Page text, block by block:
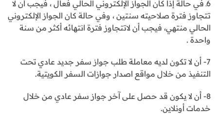
6ـ في حالة إذا كان الجواز الإلكتروني الحالي فعال ، فيجب أن لا
تتجاوز فترة صلاحيته سنتين ، وفي حالة كان الجواز الإلكتروني
الحالي منتهي، فيجب أن لاتتجاوز فترة انتهائه أكثر من سنة
واحدة .
7- أن لا تكون لديه معاملة طلب جواز سفر جديد عادي تحت
التنفيذ من خلال مواقع اصدار جوازات السفر الكويتية.
8- أن لا يكون قد حصل على آخر جواز سفر عادي من خلال
خدمات أونلاين.